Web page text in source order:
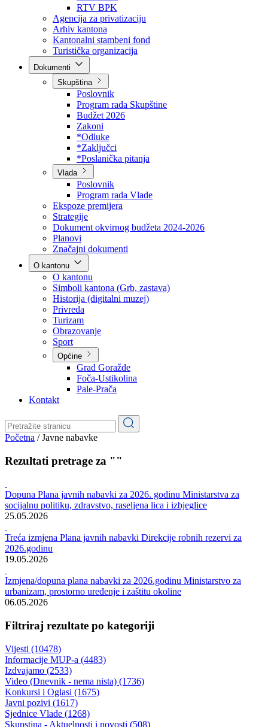
Direkcija za šumarstvo
Javna preduzeća
BPK šume
RTV BPK
Agencija za privatizaciju
Arhiv kantona
Kantonalni stambeni fond
Turistička organizacija
Skupština
Poslovnik
Program rada Skupštine
Budžet 2026
Zakoni
*Odluke
*Zaključci
*Poslanička pitanja
Vlada
Poslovnik
Program rada Vlade
Ekspoze premijera
Strategije
Dokument okvirnog budžeta 2024-2026
Planovi
Značajni dokumenti
O kantonu
O kantonu
Simboli kantona (Grb, zastava)
Historija (digitalni muzej)
Privreda
Turizam
Obrazovanje
Općine
Pale-Prača
Kontakt
Javne nabavke
Rezultati pretrage za ""